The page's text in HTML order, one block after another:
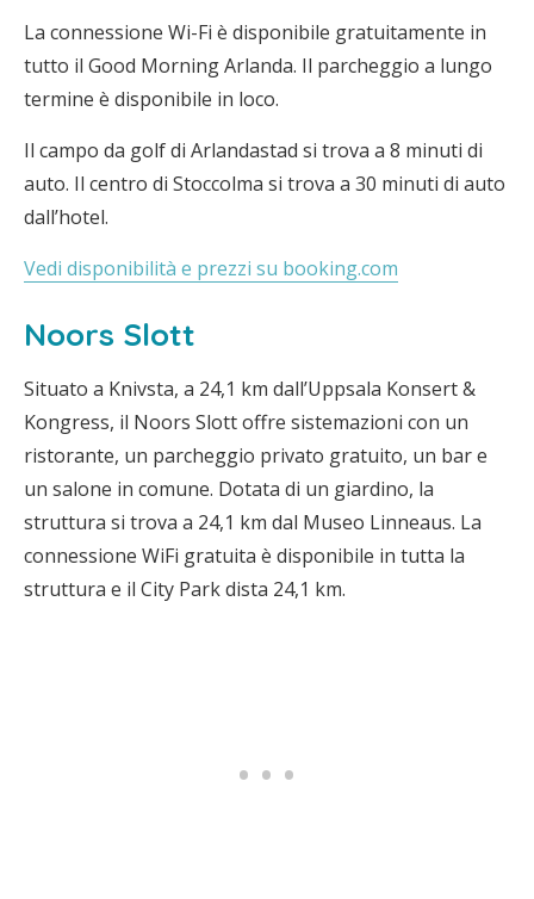
La connessione Wi-Fi è disponibile gratuitamente in
tutto il Good Morning Arlanda. Il parcheggio a lungo
termine è disponibile in loco.
Il campo da golf di Arlandastad si trova a 8 minuti di
auto. Il centro di Stoccolma si trova a 30 minuti di auto
dall’hotel.
Vedi disponibilità e prezzi su booking.com
Noors Slott
Situato a Knivsta, a 24,1 km dall’Uppsala Konsert &
Kongress, il Noors Slott offre sistemazioni con un
ristorante, un parcheggio privato gratuito, un bar e
un salone in comune. Dotata di un giardino, la
struttura si trova a 24,1 km dal Museo Linneaus. La
connessione WiFi gratuita è disponibile in tutta la
struttura e il City Park dista 24,1 km.